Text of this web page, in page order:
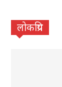
लोकप्रिय